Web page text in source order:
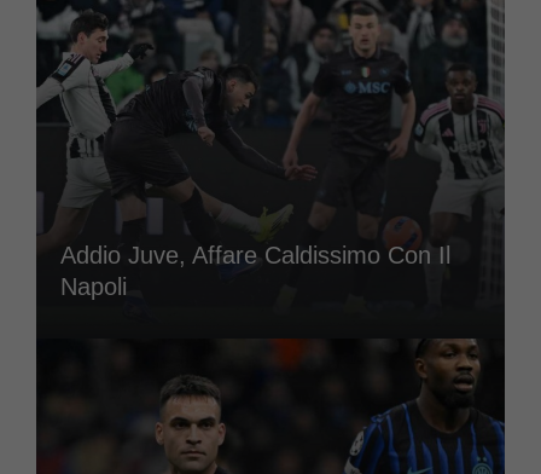
Addio Juve, Affare Caldissimo Con Il
Napoli